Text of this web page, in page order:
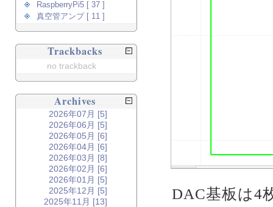
DAC基板は4
RaspberryPi5 [ 37 ]
真空管アンプ [ 11 ]
Trackbacks
no trackback
Archives
2026年07月 [5]
2026年06月 [5]
2026年05月 [6]
2026年04月 [6]
2026年03月 [8]
2026年02月 [6]
2026年01月 [5]
2025年12月 [5]
2025年11月 [13]